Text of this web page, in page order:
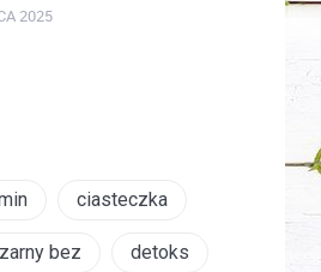
2025
ciasteczka
bez detoks